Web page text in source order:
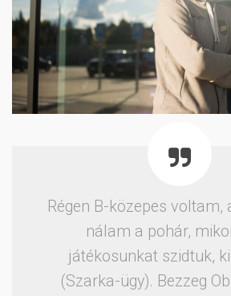
Régen B-közepes voltam,
nálam a pohár,
játékosunkat szidtuk,
(Szarka-ügy). Bezzeg